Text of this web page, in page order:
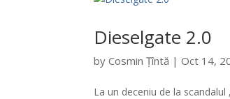
Dieselgate 2.0
byCosmin Țîntă |Oct 14,
La un deceniu de la